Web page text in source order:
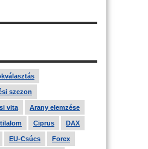
szezon
vita Arany elemzése
Ciprus DAX
EU-Csúcs Forex